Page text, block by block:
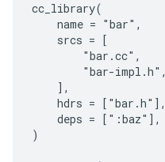
cc_library(
    name = "bar",
    srcs = [
        "bar.cc",
        "bar-impl.h",
    ],
    hdrs = ["bar.h"],
    deps = [":baz"],
)